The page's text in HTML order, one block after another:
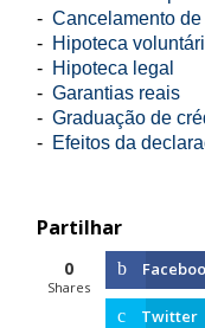
- Cancelamento
- Hipoteca
- Hipoteca legal
- Garantias reais
- Graduação de
- Efeitos da
Partilhar
0
Shares
Twitter